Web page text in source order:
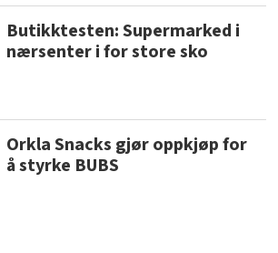
Butikktesten: Supermarked i
nærsenter i for store sko
Orkla Snacks gjør oppkjøp for
å styrke BUBS